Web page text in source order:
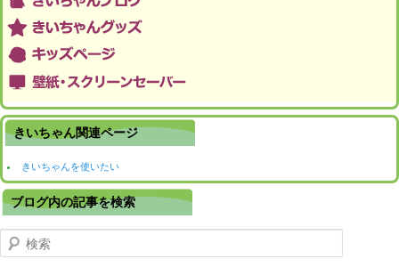
きいちゃん関連ページ
きいちゃんを使いたい
ブログ内の記事を検索
検索